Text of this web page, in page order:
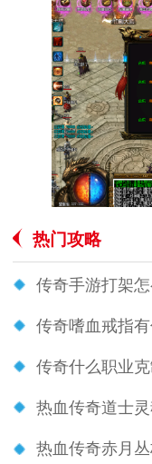
热门攻略
传奇手游打架
传奇嗜血戒指
传奇什么职业
热血传奇道士
热血传奇赤月